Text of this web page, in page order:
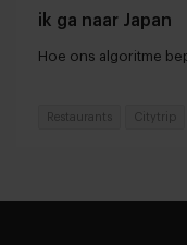
ik ga naar Japan
Hoe ons algoritme
Restaurants Citytrip